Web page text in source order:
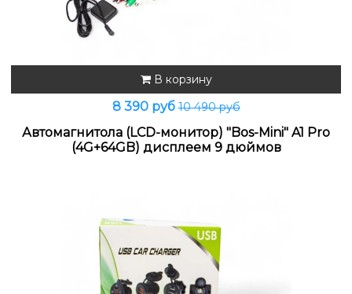
В корзину
8 390 руб10 490 руб
Автомагнитола (LCD-монитор) "Bos-Mini" A1 Pro
(4G+64GB) дисплеем 9 дюймов